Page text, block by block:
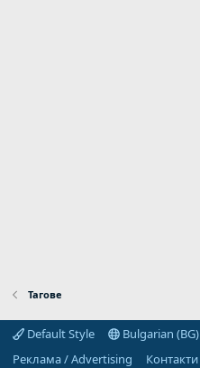
Тагове
Default Style
Bulgarian (BG)
Реклама / Advertising
Контакти